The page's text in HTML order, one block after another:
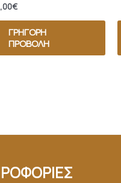
€
ΓΡΉΓΟΡΗ
ΠΡΟΒΟΛΉ